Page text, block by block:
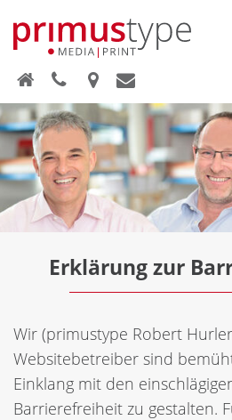
Erklärung zur
Wir (primustype Robert
Websitebetreiber sind
Einklang mit den
Barrierefreiheit zu gestalten.